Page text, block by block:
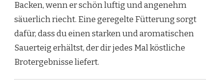
Backen, wenn er schön luftig und angenehm
säuerlich riecht. Eine geregelte Fütterung sorgt
dafür, dass du einen starken und aromatischen
Sauerteig erhältst, der dir jedes Mal köstliche
Brotergebnisse liefert.